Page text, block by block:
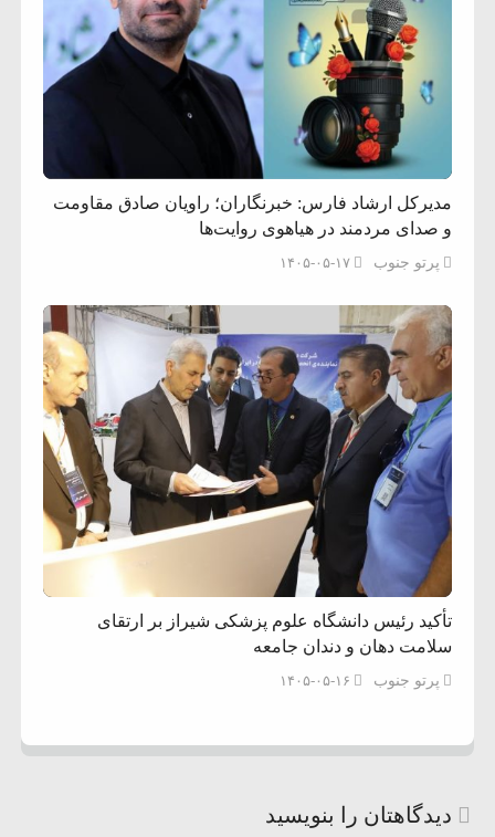
مدیرکل ارشاد فارس: خبرنگاران؛ راویان صادق مقاومت
و صدای مردمند در هیاهوی روایت‌ها
پرتو جنوب ۱۴۰۵-۰۵-۱۷
تأکید رئیس دانشگاه علوم پزشکی شیراز بر ارتقای
سلامت دهان و دندان جامعه
پرتو جنوب ۱۴۰۵-۰۵-۱۶
دیدگاهتان را بنویسید